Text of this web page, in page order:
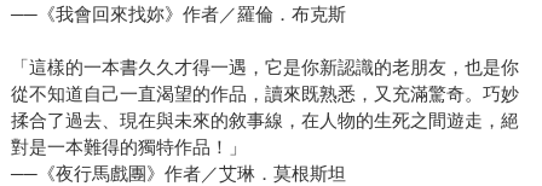
──《我會回來找妳》作者／羅倫．布克斯
「這樣的一本書久久才得一遇，它是你新認識的老朋友，也是你
從不知道自己一直渴望的作品，讀來既熟悉，又充滿驚奇。巧妙
揉合了過去、現在與未來的敘事線，在人物的生死之間遊走，絕
對是一本難得的獨特作品！」
──《夜行馬戲團》作者／艾琳．莫根斯坦